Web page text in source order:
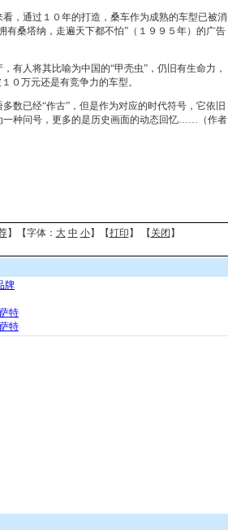
通过１０年的打造，桑车作为成熟的车型已被消
有桑塔纳，走遍天下都不怕”（１９９５年）的广告
人将其比喻为中国的“甲壳虫”，仍旧有生命力，
０万元还是有竞争力的车型。
已经“作古”，但是作为对应的时代符号，它依旧
一种问号，更多的是历史画面的动态回忆……（作者
】【字体： 大 中 小】【打印 】 【 关闭 】
牌
特
特